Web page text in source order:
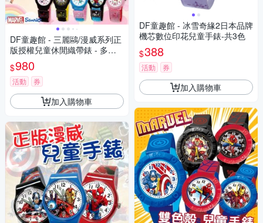
DF童趣館 - 三麗鷗/漫威系列正
版授權兒童休閒織帶錶 - 多款
可選
$980
活動 券
加入購物車
DF童趣館 - 冰雪奇緣2日本品牌
機芯數位印花兒童手錶-共3色
$388
活動 券
加入購物車